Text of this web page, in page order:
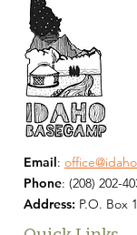
Email:
Phone: (208) 202-
Address: P.O. Box